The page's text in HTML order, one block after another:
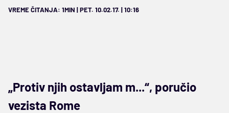
VREME ČITANJA: 1MIN | PET. 10.02.17. | 10:16
„Protiv njih ostavljam m...“, poručio
vezista Rome